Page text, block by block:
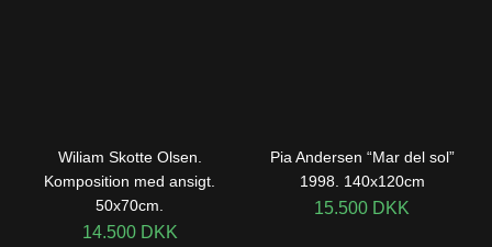
Wiliam Skotte Olsen.
Komposition med ansigt.
50x70cm.
14.500 DKK
Pia Andersen “Mar del sol”
1998. 140x120cm
15.500 DKK